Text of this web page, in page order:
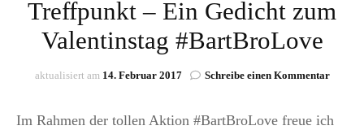
Treffpunkt – Ein Gedicht zum
Valentinstag #BartBroLove
aktualisiert am 14. Februar 2017 Schreibe einen Kommentarzu
Ein
Im Rahmen der tollen Aktion #BartBroLove freue ich